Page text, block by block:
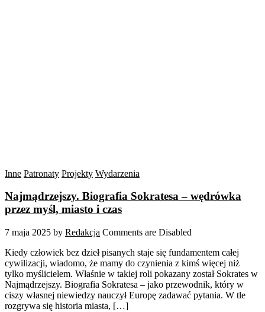
Inne Patronaty Projekty Wydarzenia
Najmądrzejszy. Biografia Sokratesa – wędrówka
przez myśl, miasto i czas
7 maja 2025 by Redakcja Comments are Disabled
Kiedy człowiek bez dzieł pisanych staje się fundamentem całej
cywilizacji, wiadomo, że mamy do czynienia z kimś więcej niż
tylko myślicielem. Właśnie w takiej roli pokazany został Sokrates w
Najmądrzejszy. Biografia Sokratesa – jako przewodnik, który w
ciszy własnej niewiedzy nauczył Europę zadawać pytania. W tle
rozgrywa się historia miasta, […]